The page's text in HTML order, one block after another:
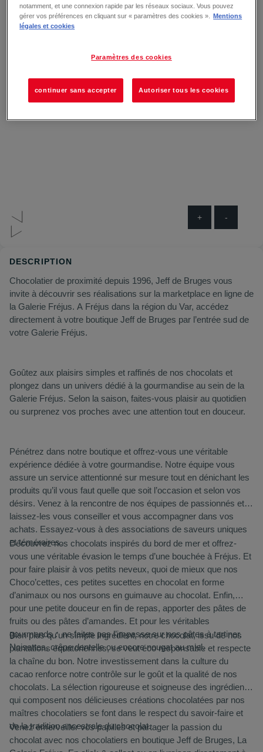
+ -
DESCRIPTION
Chocolatier de proximité depuis 1996, Jeff de Bruges vous
invite à découvrir ses réalisations sur la marketplace en ligne de
la Galerie Fréjus. A Fréjus dans la région du Var, accédez
directement à votre boutique Jeff de Bruges par l’entrée sud de
votre Galerie Fréjus.
Goûtez aux plaisirs simples et raffinés de nos chocolats et
plongez dans un univers dédié à la gourmandise au sein de la
Galerie Fréjus. Selon la saison, faites-vous plaisir au quotidien
ou surprenez vos proches avec une attention tout en douceur.
Pénétrez dans notre boutique et offrez-vous une véritable
expérience dédiée à votre gourmandise. Notre équipe vous
assure un service attentionné sur mesure tout en dénichant les
produits qu’il vous faut quelle que soit l’occasion et selon vos
désirs. Venez à la rencontre de nos équipes de passionnés et
laissez-les vous conseiller et vous accompagner dans vos
achats. Essayez-vous à des associations de saveurs uniques
et téméraires.
Découvrez nos chocolats inspirés du bord de mer et offrez-
vous une véritable évasion le temps d’une bouchée à Fréjus. Et
pour faire plaisir à vos petits neveux, quoi de mieux que nos
Choco’cettes, ces petites sucettes en chocolat en forme
d’animaux ou nos oursons en guimauve au chocolat. Enfin,
pour une petite douceur en fin de repas, apporter des pâtes de
fruits ou des pâtes d’amandes. Et pour les véritables
gourmands : ne faites pas l’impasse sur nos pâtes à tartiner.
Noisettes, crêpe dentelle ou encore nougat au miel.
Bien plus qu’un simple ingrédient, notre chocolat, issu de nos
plantations équatoriennes, se veut éco responsable et respecte
la chaîne du bon. Notre investissement dans la culture du
cacao renforce notre contrôle sur le goût et la qualité de nos
chocolats. La sélection rigoureuse et soigneuse des ingrédients
qui composent nos délicieuses créations chocolatées par nos
maîtres chocolatiers se font dans le respect du savoir-faire et
de la tradition ancestrale du chocolat.
Venez émerveiller vos papilles et partager la passion du
chocolat avec nos chocolatiers en boutique Jeff de Bruges, La
notamment, et une connexion rapide par les réseaux sociaux. Vous pouvez
gérer vos préférences en cliquant sur « paramètres des cookies ».
Mentions
légales et cookies
Paramètres des cookies
continuer sans accepter Autoriser tous les cookies